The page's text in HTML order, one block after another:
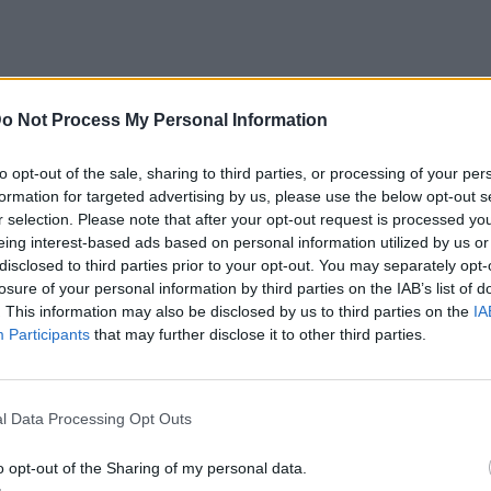
Not Process My Personal Information
opt-out of the sale, sharing to third parties, or processing of your
for targeted advertising by us, please use the below opt-out
selection. Please note that after your opt-out request is processed
interest-based ads based on personal information utilized by us
to third parties prior to your opt-out. You may separately
of your personal information by third parties on the IAB’s list of
This information may also be disclosed by us to third parties on the
Participants that may further disclose it to other third parties.
Data Processing Opt Outs
opt-out of the Sharing of my personal data.
τις σειρές και δε μπορείς να
παρά το ότι είναι η ευκαιρία μας,
μπορείς να κάνεις και τα μοιράζομαι
ποδήλατο. Βγες στη βεράντα και πιες
Βγες για να περάσεις από τους γονείς
μπαλκόνι, εάν μένουν κοντά βεβαίως-
Βρες το μικρό μπακαλικάκι της
δικές του φρέσκες φράουλες. Βγες έξω
για να παίρνεις λίγο αέρα, να
πόσα τμ. είναι το σαλόνι. Να